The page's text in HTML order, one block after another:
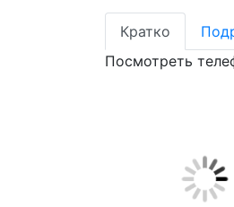
Кратко
Посмотреть